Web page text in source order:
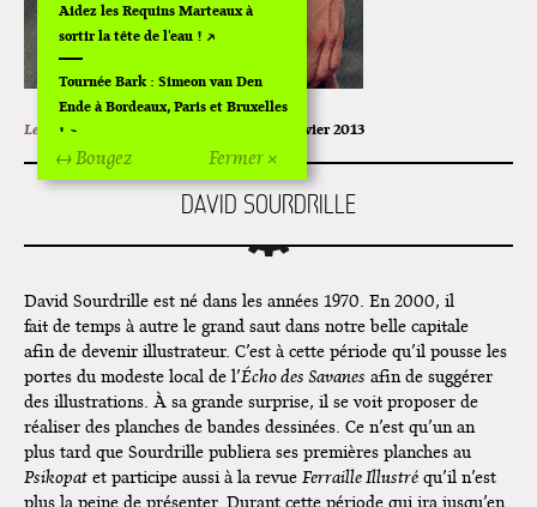
Les Idoles Malades ↗, Janvier 2013
DAVID SOURDRILLE
David Sourdrille est né dans les années 1970. En 2000, il
fait de temps à autre le grand saut dans notre belle capitale
afin de devenir illustrateur. C’est à cette période qu’il pousse les
portes du modeste local de l’Écho des Savanes afin de suggérer
des illustrations. À sa grande surprise, il se voit proposer de
réaliser des planches de bandes dessinées. Ce n’est qu’un an
plus tard que Sourdrille publiera ses premières planches au
Psikopat et participe aussi à la revue Ferraille Illustré qu’il n’est
plus la peine de présenter. Durant cette période qui ira jusqu’en
Fermer ×
↔ Bougez
Aidez les Requins Marteaux à
sortir la tête de l'eau !
Tournée Bark : Simeon van Den
Ende à Bordeaux, Paris et Bruxelles
!
Off Of Off d'Angoulême 2024
Montpellier !
Lancements de "Ras le bol" de
Cardon
Exposition "Fungirl : Funeral
Home" à Colomiers
Tournée "Vulva Viking" : Elizabeth